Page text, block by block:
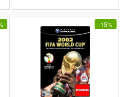
-15%